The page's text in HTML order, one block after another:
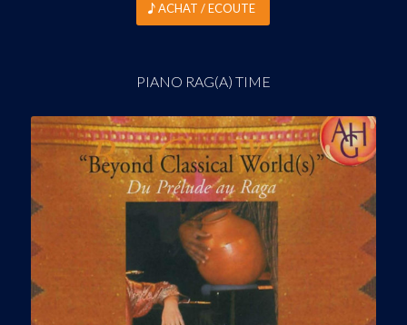
ACHAT / ECOUTE
PIANO RAG(A) TIME